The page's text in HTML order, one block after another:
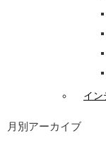
イン
月別アーカイブ